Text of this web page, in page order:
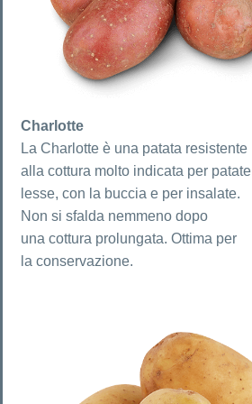
Charlotte
La Charlotte è una patata resistente
alla cottura molto indicata per patate
lesse, con la buccia e per insalate.
Non si sfalda nemmeno dopo
una cottura prolungata. Ottima per
la conservazione.